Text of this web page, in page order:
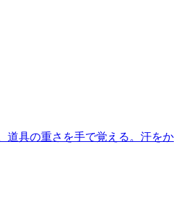
道具の重さを手で覚える。汗をか